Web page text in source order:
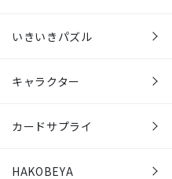
いきいきパズル
キャラクター
カードサプライ
HAKOBEYA